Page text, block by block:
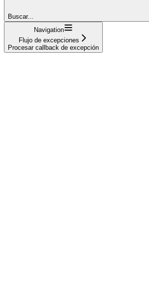
Buscar...
Navigation
Flujo de excepciones
Procesar callback de excepción